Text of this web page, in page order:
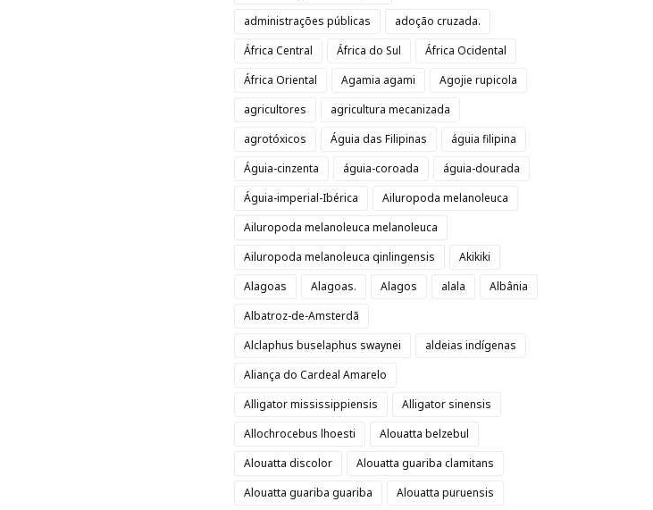
administrações públicas
adoção cruzada.
África Central
África do Sul
África Ocidental
África Oriental
Agamia agami
Agojie rupicola
agricultores
agricultura mecanizada
agrotóxicos
Águia das Filipinas
águia filipina
Águia-cinzenta
águia-coroada
águia-dourada
Águia-imperial-Ibérica
Ailuropoda melanoleuca
Ailuropoda melanoleuca melanoleuca
Ailuropoda melanoleuca qinlingensis
Akikiki
Alagoas
Alagoas. Alagos alala
Albânia
Albatroz-de-Amsterdã
Alclaphus buselaphus swaynei
aldeias indígenas
Aliança do Cardeal Amarelo
Alligator mississippiensis
Alligator sinensis
Allochrocebus lhoesti
Alouatta belzebul
Alouatta discolor
Alouatta guariba clamitans
Alouatta guariba guariba
Alouatta puruensis